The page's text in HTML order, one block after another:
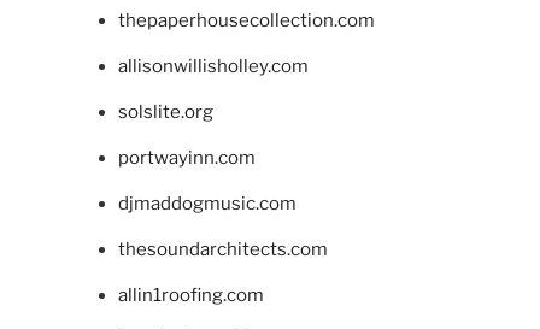
thepaperhousecollection.com
allisonwillisholley.com
solslite.org
portwayinn.com
djmaddogmusic.com
thesoundarchitects.com
allin1roofing.com